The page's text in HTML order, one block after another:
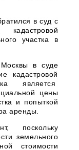
в суд с
участка в
Москвы в суде
кадастровой
является
цены
и попыткой
аренды.
поскольку
земельного
стоимости